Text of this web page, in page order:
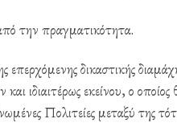
την πραγματικότητα.
επερχόμενης δικαστικής
ιδιαιτέρως εκείνου, ο
Πολιτείες μεταξύ της